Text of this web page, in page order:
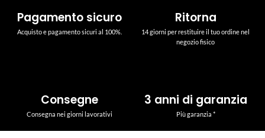
Pagamento sicuro
Acquisto e pagamento sicuri al 100%.
Ritorna
14 giorni per restituire il tuo ordine nel
negozio fisico
Consegne
Consegna nei giorni lavorativi
3 anni di garanzia
Più garanzia *